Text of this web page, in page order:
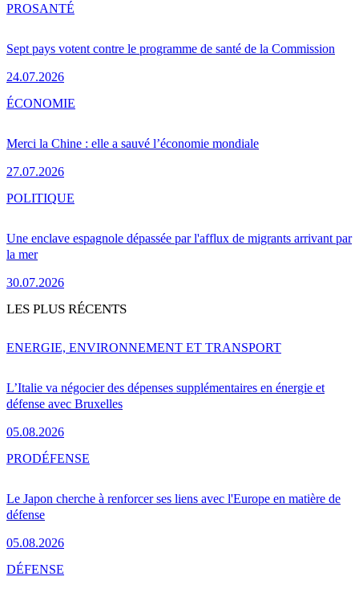
Sept pays votent contre le programme de santé de la Commission
24.07.2026
PROSANTÉ
Merci la Chine : elle a sauvé l’économie mondiale
27.07.2026
ÉCONOMIE
Une enclave espagnole dépassée par l'afflux de migrants arrivant par
la mer
30.07.2026
POLITIQUE
LES PLUS RÉCENTS
L’Italie va négocier des dépenses supplémentaires en énergie et
défense avec Bruxelles
05.08.2026
ENERGIE, ENVIRONNEMENT ET TRANSPORT
Le Japon cherche à renforcer ses liens avec l'Europe en matière de
défense
05.08.2026
PRODÉFENSE
DÉFENSE